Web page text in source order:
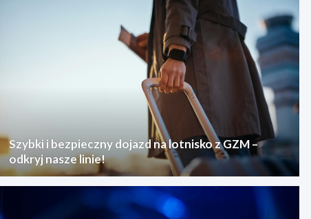
Szybki i bezpieczny dojazd na lotnisko z GZM –
odkryj nasze linie!